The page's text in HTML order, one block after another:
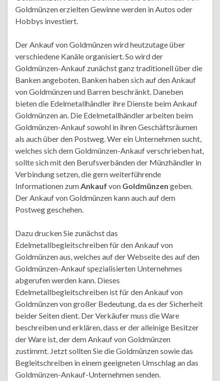
Goldmünzen erzielten Gewinne werden in Autos oder
Hobbys investiert.
Der Ankauf von Goldmünzen wird heutzutage über
verschiedene Kanäle organisiert. So wird der
Goldmünzen-Ankauf zunächst ganz traditionell über die
Banken angeboten. Banken haben sich auf den Ankauf
von Goldmünzen und Barren beschränkt. Daneben
bieten die Edelmetallhändler ihre Dienste beim Ankauf
Goldmünzen an. Die Edelmetallhändler arbeiten beim
Goldmünzen-Ankauf sowohl in ihren Geschäftsräumen
als auch über den Postweg. Wer ein Unternehmen sucht,
welches sich dem Goldmünzen-Ankauf verschrieben hat,
sollte sich mit den Berufsverbänden der Münzhändler in
Verbindung setzen, die gern weiterführende
Informationen zumAnkauf von Goldmünzen geben.
Der Ankauf von Goldmünzen kann auch auf dem
Postweg geschehen.
Dazu drucken Sie zunächst das
Edelmetallbegleitschreiben für den Ankauf von
Goldmünzen aus, welches auf der Webseite des auf den
Goldmünzen-Ankauf spezialisierten Unternehmes
abgerufen werden kann. Dieses
Edelmetallbegleitschreiben ist für den Ankauf von
Goldmünzen von großer Bedeutung, da es der Sicherheit
beider Seiten dient. Der Verkäufer muss die Ware
beschreiben und erklären, dass er der alleinige Besitzer
der Ware ist, der dem Ankauf von Goldmünzen
zustimmt. Jetzt sollten Sie die Goldmünzen sowie das
Begleitschreiben in einem geeigneten Umschlag an das
Goldmünzen-Ankauf-Unternehmen senden.